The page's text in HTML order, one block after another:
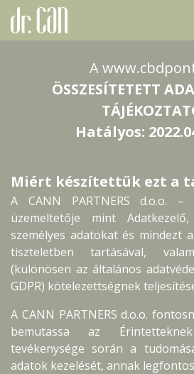
A
ÖSSZESÍTETETT
Hatályos:
Miért készítettük ezt a
A CANN PARTNERS d.o.o. –
üzemeltetője mint
személyes adatokat és mindezt
tiszteletben tartásával,
(különösen az általános
GDPR) kötelezettségnek
A CANN PARTNERS d.o.o.
bemutassa az
tevékenysége során a
adatok kezelését, annak